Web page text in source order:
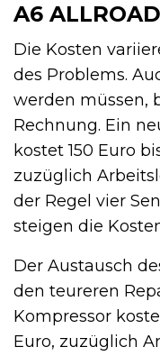
A6
Die Kosten
des Problems.
werden müssen,
Rechnung. Ein
kostet 150 Euro
zuzüglich
der Regel vier
steigen die
Der Austausch
den teureren
Kompressor
Euro, zuzüglich